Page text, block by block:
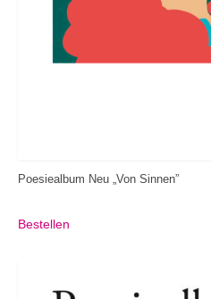
Poesiealbum Neu „Von Sinnen”
Bestellen